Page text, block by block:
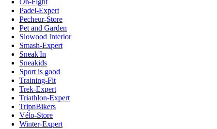
On-Fight
Padel-Expert
Pecheur-Store
Pet and Garden
Slowood Interior
Smash-Expert
Sneak'In
Sneakids
Sport is good
Training-Fit
Trek-Expert
Triathlon-Expert
TripnBikers
Vélo-Store
Winter-Expert